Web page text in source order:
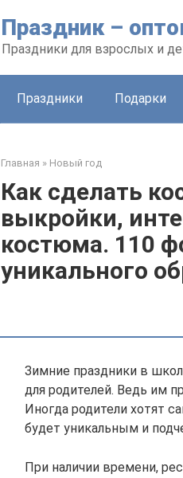
Праздник –
Праздники для взрослых и
Праздники Подарки
Главная » Новый год
Как сделать
выкройки,
костюма. 110
уникального
Зимние праздники в
для родителей. Ведь им
Иногда родители хотят
будет уникальным и
При наличии времени,